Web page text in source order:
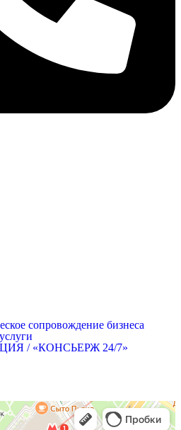
сопровождение бизнеса
/ «КОНСЬЕРЖ 24/7»